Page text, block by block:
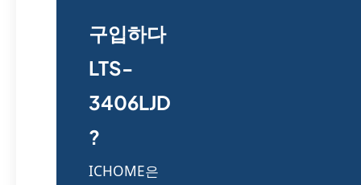
구입하다
LTS-
3406LJD
?
ICHOME은